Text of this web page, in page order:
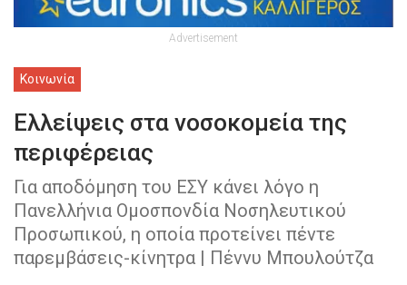
Advertisement
Κοινωνία
Eλλείψεις στα νοσοκομεία της
περιφέρειας
Για αποδόμηση του ΕΣΥ κάνει λόγο η
Πανελλήνια Ομοσπονδία Νοσηλευτικού
Προσωπικού, η οποία προτείνει πέντε
παρεμβάσεις-κίνητρα | Πέννυ Μπουλούτζα